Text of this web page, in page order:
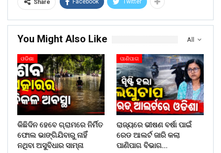
Share Facebook Twitter
All
You Might Also Like
ଓଡିଶା
କିଛିଦିନ ହେବେ ଗ୍ରାମରେ ନିର୍ମିତ
ଫୋଲ ଭାଙ୍ଗିଯିବାରୁ ନାହିଁ
ନଥିବା ଅସୁବିଧାର ସାମ୍ନା
ପାଣିପାଗ
ରାଜ୍ୟରେ ଭୀଷଣ ବର୍ଷା ପାଇଁ
ରେଡ ଆଲର୍ଟ ଜାରି କଲା
ପାଣିପାଗ ବିଭାଗ…